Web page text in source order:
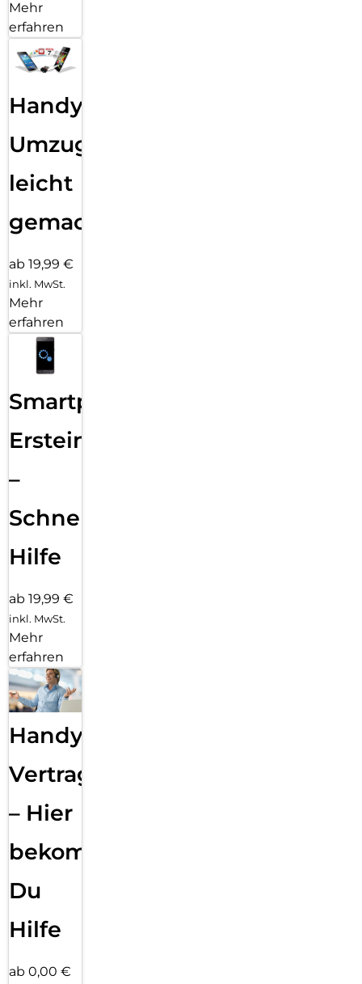
Mehr
erfahren
Handy
Umzug
leicht
gemacht!
ab 19,99 €
inkl. MwSt.
Mehr
erfahren
Smartphone
Ersteinrichtung
–
Schnelle
Hilfe
ab 19,99 €
inkl. MwSt.
Mehr
erfahren
Handy
Vertragsabwicklung
– Hier
bekommst
Du
Hilfe
ab 0,00 €